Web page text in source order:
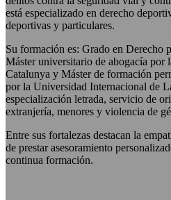
está especializado en derecho
deportivas y particulares.
Su formación es: Grado en Derecho
Máster universitario de abogacía por
Catalunya y Máster de formación
por la Universidad Internacional de
especialización letrada, servicio de
extranjería, menores y violencia de
Entre sus fortalezas destacan la
de prestar asesoramiento
continua formación.